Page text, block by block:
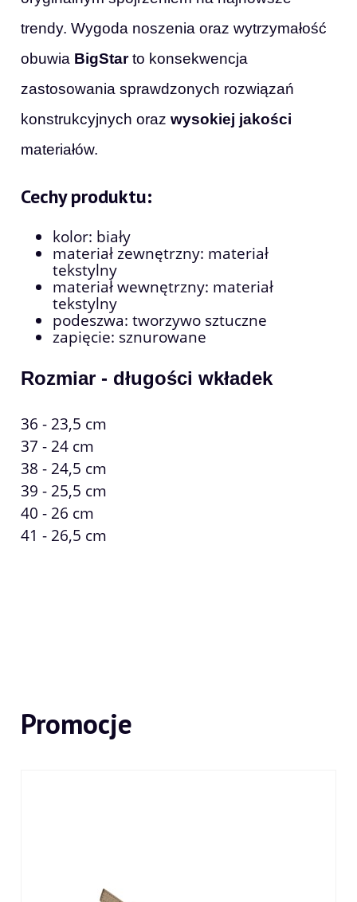
trendy. Wygoda noszenia oraz wytrzymałość
obuwia BigStarto konsekwencja
zastosowania sprawdzonych rozwiązań
konstrukcyjnych oraz wysokiej jakości
materiałów.
Cechy produktu:
kolor: biały
materiał zewnętrzny: materiał
tekstylny
materiał wewnętrzny: materiał
tekstylny
podeszwa: tworzywo sztuczne
zapięcie: sznurowane
Rozmiar - długości wkładek
36 - 23,5 cm
37 - 24 cm
38 - 24,5 cm
39 - 25,5 cm
40 - 26 cm
41 - 26,5 cm
Promocje